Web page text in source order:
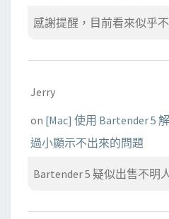
感謝提醒，目前看來似乎
Jerry
on [Mac] 使用 Bartender 5
過小顯示不出來的問題
Bartender 5 疑似出售不明